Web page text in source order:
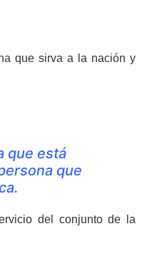
que sirva a la nación y
que está
que
del conjunto de la